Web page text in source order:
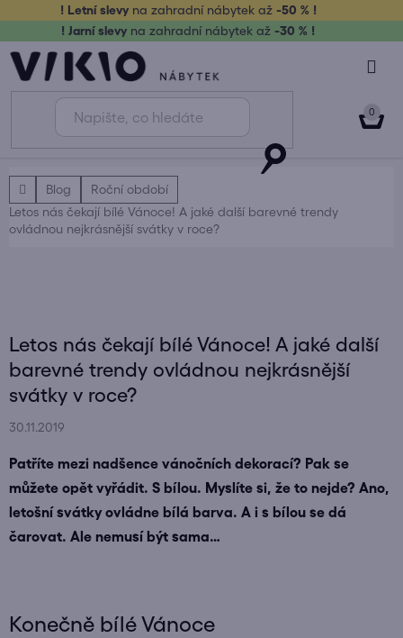
obsah
! Letní slevy na zahradní nábytek až-50 % !
! Jarní slevy na zahradní nábytek až -30 % !
DomůBlog
Roční období
Letos nás čekají bílé Vánoce! A jaké další barevné trendy
ovládnou nejkrásnější svátky v roce?
Letos nás čekají bílé Vánoce! A jaké další
barevné trendy ovládnou nejkrásnější
svátky v roce?
30.11.2019
Patříte mezi nadšence vánočních dekorací? Pak se
můžete opět vyřádit. S bílou. Myslíte si, že to nejde? Ano,
letošní svátky ovládne bílá barva. A i s bílou se dá
čarovat. Ale nemusí být sama…
Konečně bílé Vánoce